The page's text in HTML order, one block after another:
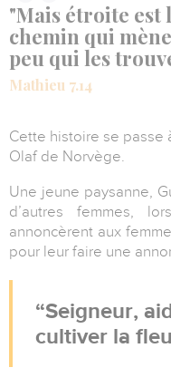
"Mais étroite est
chemin qui
peu qui les
Mathieu 7.14
Cette histoire se passe
Olaf de Norvège.
Une jeune paysanne,
d’autres femmes,
annoncèrent aux
pour leur faire une
Seigneur,
cultiver la